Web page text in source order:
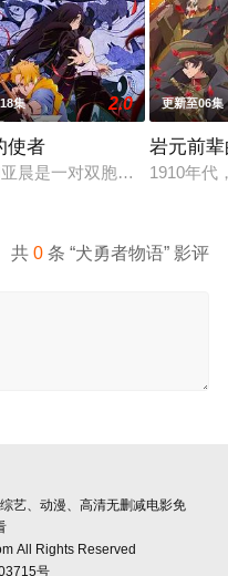
本，正值高度经济成长期
集 2.0
使者
亚晨是一对双胞胎兄妹，他们
更新至06集
岩元前
1910年代
共0 条 “犬勇者物语” 影评
艺、动漫、高清无删减电影免
All Rights Reserved
号